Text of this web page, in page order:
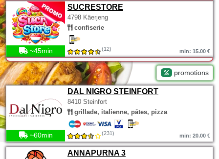
SUCRESTORE
4798 Käerjeng
confiserie
~45min (12) min: 15.00 €
promotions
DAL NIGRO STEINFORT
8410 Steinfort
grillade, italienne, pâtes, pizza
~60min (231) min: 20.00 €
ANNAPURNA 3